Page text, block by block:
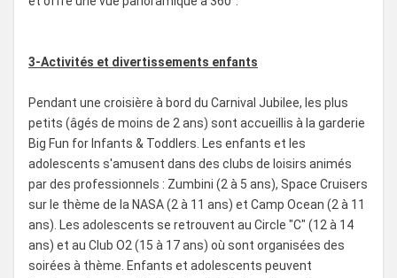
3-Activités et divertissements enfants
Pendant une croisière à bord du Carnival Jubilee, les plus
petits (âgés de moins de 2 ans) sont accueillis à la garderie
Big Fun for Infants & Toddlers. Les enfants et les
adolescents s'amusent dans des clubs de loisirs animés
par des professionnels : Zumbini (2 à 5 ans), Space Cruisers
sur le thème de la NASA (2 à 11 ans) et Camp Ocean (2 à 11
ans). Les adolescents se retrouvent au Circle "C" (12 à 14
ans) et au Club O2 (15 à 17 ans) où sont organisées des
soirées à thème. Enfants et adolescents peuvent